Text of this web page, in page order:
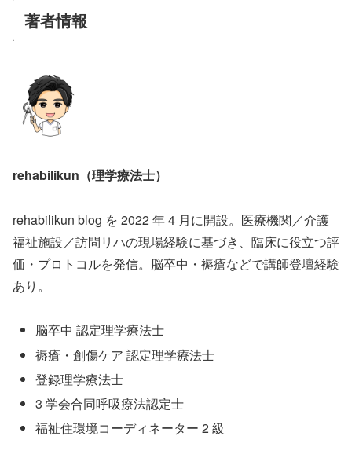
著者情報
rehabilikun（理学療法士）
rehabilikun blog を 2022 年 4 月に開設。医療機関／介護
福祉施設／訪問リハの現場経験に基づき、臨床に役立つ評
価・プロトコルを発信。脳卒中・褥瘡などで講師登壇経験
あり。
脳卒中 認定理学療法士
褥瘡・創傷ケア 認定理学療法士
登録理学療法士
3 学会合同呼吸療法認定士
福祉住環境コーディネーター 2 級